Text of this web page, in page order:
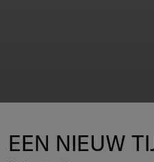
EEN NIEUW